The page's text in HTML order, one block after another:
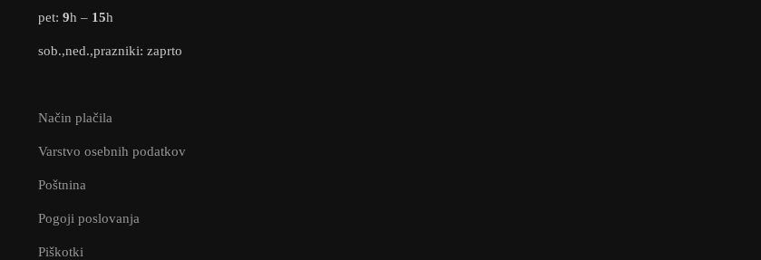
pet: 9h – 15h
sob.,ned.,prazniki: zaprto
Način plačila
Varstvo osebnih podatkov
Poštnina
Pogoji poslovanja
Piškotki